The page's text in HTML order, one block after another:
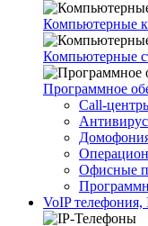
Компьютерные
Компьютерные
Программное
Call-
Офисные
VoIP